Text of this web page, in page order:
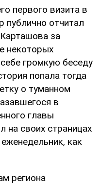
первого визита в
публично отчитал
за
некоторых
громкую беседу
попала тогда
о туманном
в
главы
на своих страницах
как
региона